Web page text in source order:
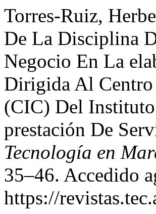
Torres-Ruiz,
De La Disciplina
Negocio En La
Dirigida Al Centro
(CIC) Del
prestación De
Tecnología en
35–46. Accedido
https://